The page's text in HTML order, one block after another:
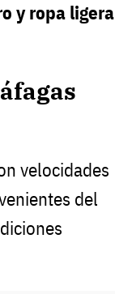
y ropa ligera
velocidades
del